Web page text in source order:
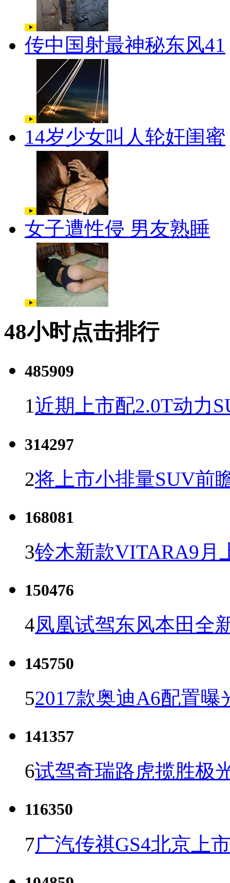
传中国射最神秘东风41
14岁少女叫人轮奸闺蜜
女子遭性侵 男友熟睡
48小时点击排行
485909
1近期上市配2.0T动力
314297
2将上市小排量SUV前
168081
3铃木新款VITARA9月
150476
4凤凰试驾东风本田全
145750
52017款奥迪A6配置曝
141357
6试驾奇瑞路虎揽胜极
116350
7广汽传祺GS4北京上